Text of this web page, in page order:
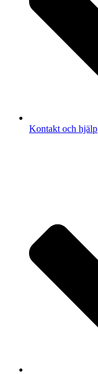
Kontakt och hjälp